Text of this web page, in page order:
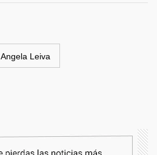
Angela Leiva